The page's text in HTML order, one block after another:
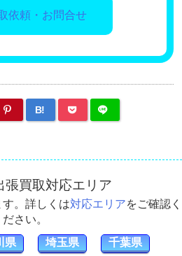
依頼・お問合せ
B!
張買取対応エリア
。詳しくは対応エリアをご確認く
ださい。
県 埼玉県 千葉県